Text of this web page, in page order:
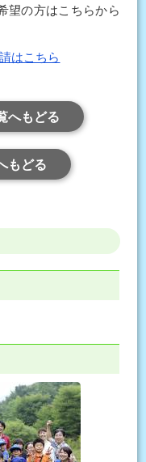
望の方はこちらから
はこちら
へもどる
もどる